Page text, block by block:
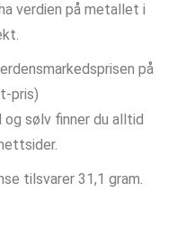
verdien på metallet i
på
pris)
sølv finner du alltid
tilsvarer 31,1 gram.